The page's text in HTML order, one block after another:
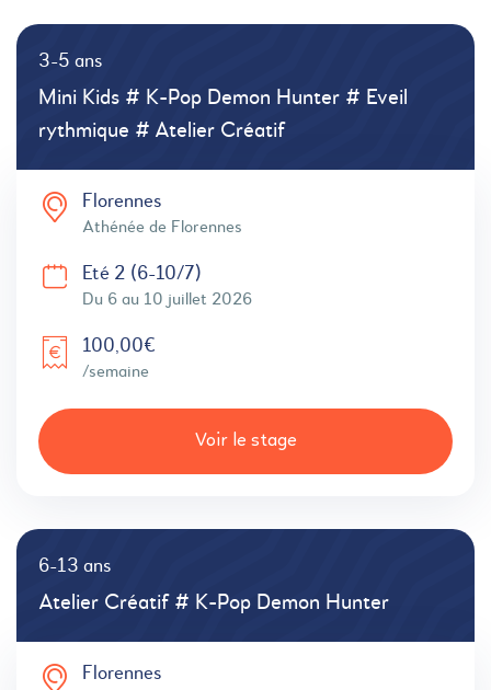
3-5 ans
Mini Kids # K-Pop Demon Hunter # Eveil
rythmique # Atelier Créatif
Florennes
Athénée de Florennes
Eté 2 (6-10/7)
Du 6 au 10 juillet 2026
100,00€
/semaine
Voir le stage
6-13 ans
Atelier Créatif # K-Pop Demon Hunter
Florennes